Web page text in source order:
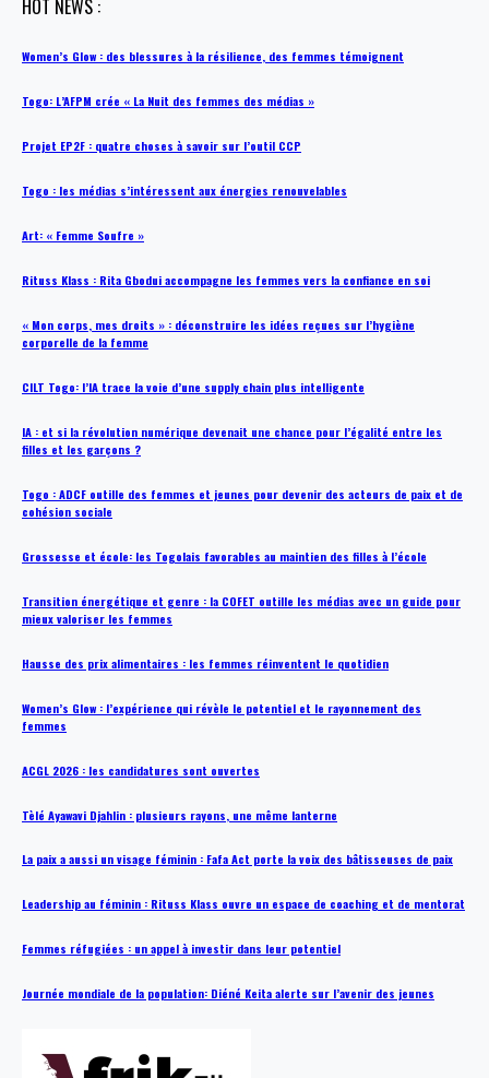
HOT NEWS :
Women’s Glow : des blessures à la résilience, des femmes témoignent
Togo: L’AFPM crée « La Nuit des femmes des médias »
Projet EP2F : quatre choses à savoir sur l’outil CCP
Togo : les médias s’intéressent aux énergies renouvelables
Art: « Femme Soufre »
Rituss Klass : Rita Gbodui accompagne les femmes vers la confiance en soi
« Mon corps, mes droits » : déconstruire les idées reçues sur l’hygiène
corporelle de la femme
CILT Togo: l’IA trace la voie d’une supply chain plus intelligente
IA : et si la révolution numérique devenait une chance pour l’égalité entre les
filles et les garçons ?
Togo : ADCF outille des femmes et jeunes pour devenir des acteurs de paix et de
cohésion sociale
Grossesse et école: les Togolais favorables au maintien des filles à l’école
Transition énergétique et genre : la COFET outille les médias avec un guide pour
mieux valoriser les femmes
Hausse des prix alimentaires : les femmes réinventent le quotidien
Women’s Glow : l’expérience qui révèle le potentiel et le rayonnement des
femmes
ACGL 2026 : les candidatures sont ouvertes
Tèlé Ayawavi Djahlin : plusieurs rayons, une même lanterne
La paix a aussi un visage féminin : Fafa Act porte la voix des bâtisseuses de paix
Leadership au féminin : Rituss Klass ouvre un espace de coaching et de mentorat
Femmes réfugiées : un appel à investir dans leur potentiel
Journée mondiale de la population: Diéné Keita alerte sur l’avenir des jeunes